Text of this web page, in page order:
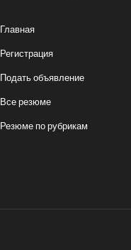
Главная
Регистрация
Подать объявление
Все резюме
Резюме по рубрикам